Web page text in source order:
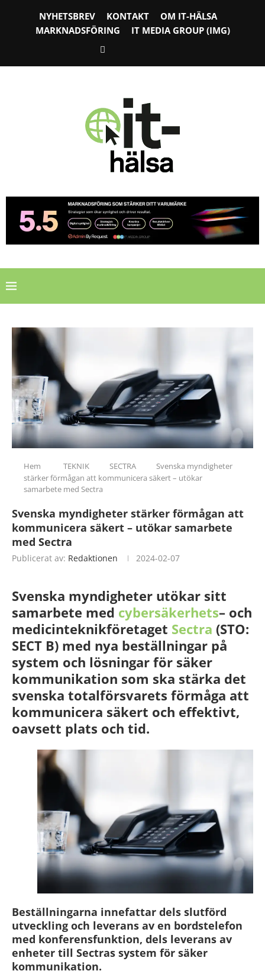
NYHETSBREV KONTAKT
OM IT-HÄLSA
MARKNADSFÖRING
IT MEDIA GROUP (IMG)
Hem TEKNIK SECTRA
Svenska myndigheter
stärker förmågan att kommunicera säkert – utökar
samarbete med Sectra
Svenska myndigheter stärker förmågan att
kommunicera säkert – utökar samarbete
med Sectra
Publicerat av: Redaktionen 2024-02-07
Svenska myndigheter utökar sitt
samarbete med cybersäkerhets– och
medicinteknikföretaget Sectra (STO:
SECT B) med nya beställningar på
system och lösningar för säker
kommunikation som ska stärka det
svenska totalförsvarets förmåga att
kommunicera säkert och effektivt,
oavsett plats och tid.
Beställningarna innefattar dels slutförd
utveckling och leverans av en bordstelefon
med konferensfunktion, dels leverans av
enheter till Sectras system för säker
kommunikation.